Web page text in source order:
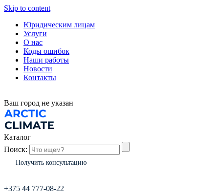
Skip to content
Юридическим лицам
Услуги
О нас
Коды ошибок
Наши работы
Новости
Контакты
Ваш город не указан
Каталог
Поиск:
Получить консультацию
+375 44 777-08-22